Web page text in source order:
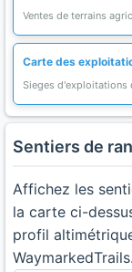
Ventes de terrains
Carte des
Sieges d'exploitations
Sentiers de
Affichez les
la carte ci-
profil
WaymarkedTrails.